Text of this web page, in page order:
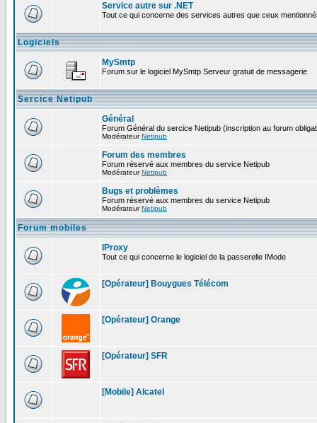
Service autre sur .NET
Tout ce qui concerne des services autres que ceux
Logiciels
MySmtp
Forum sur le logiciel MySmtp Serveur gratuit de messagerie
Sercice Netipub
Général
Forum Général du sercice Netipub (inscription au forum
ModérateurNetipub
Forum des membres
Forum réservé aux membres du service Netipub
ModérateurNetipub
Bugs et problèmes
Forum réservé aux membres du service Netipub
ModérateurNetipub
Forum mobiles
IProxy
Tout ce qui concerne le logiciel de la passerelle IMode
[Opérateur] Bouygues Télécom
[Opérateur] Orange
[Opérateur] SFR
[Mobile] Alcatel